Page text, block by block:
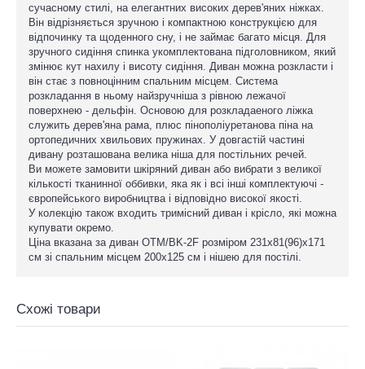
сучасному стилі, на елегантних високих дерев'яних ніжках.
Він відрізняється зручною і компактною конструкцією для
відпочинку та щоденного сну, і не займає багато місця. Для
зручного сидіння спинка укомплектована підголовником, який
змінює кут нахилу і висоту сидіння. Диван можна розкласти і
він стає з повноцінним спальним місцем. Система
розкладання в ньому найзручніша з рівною лежачої
поверхнею - дельфін. Основою для розкладаеного ліжка
служить дерев'яна рама, плюс пінополіуретанова піна на
ортопедичних хвильових пружинах. У довгастій частині
дивану розташована велика ніша для постільних речей.
Ви можете замовити шкіряний диван або вибрати з великої
кількості тканинної оббивки, яка як і всі інші комплектуючі -
європейського виробництва і відповідно високої якості.
У колекцію також входить тримісний диван і крісло, які можна
купувати окремо.
Ціна вказана за диван OTM/BK-2F розміром 231x81(96)x171
см зі спальним місцем 200x125 см і нішею для постілі.
Схожі товари